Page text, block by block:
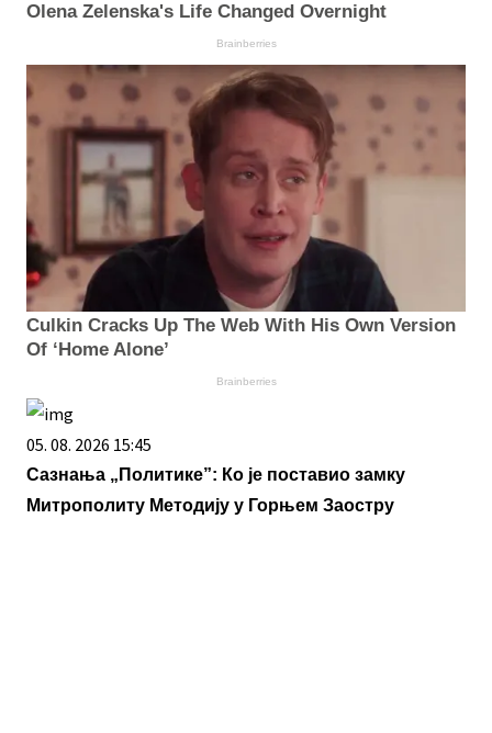
Olena Zelenska's Life Changed Overnight
Brainberries
Culkin Cracks Up The Web With His Own Version
Of ‘Home Alone’
Brainberries
05. 08. 2026 15:45
Сазнања „Политике”: Ко је поставио замку
Митрополиту Методију у Горњем Заостру